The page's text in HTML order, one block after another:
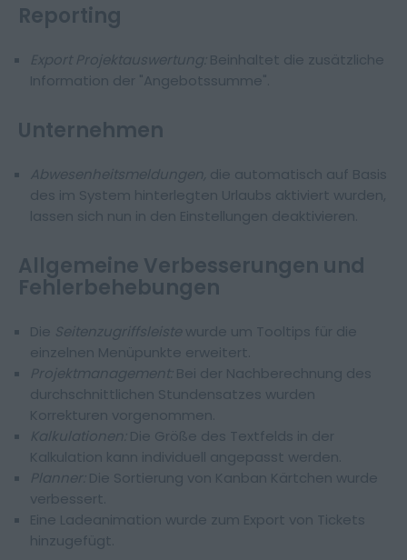
Reporting
Export Projektauswertung:Beinhaltet die zusätzliche
Information der "Angebotssumme".
Unternehmen
Abwesenheitsmeldungen, die automatisch auf Basis
des im System hinterlegten Urlaubs aktiviert wurden,
lassen sich nun in den Einstellungen deaktivieren.
Allgemeine Verbesserungen und
Fehlerbehebungen
Die Seitenzugriffsleiste wurde um Tooltips für die
einzelnen Menüpunkte erweitert.
Projektmanagement:Bei der Nachberechnung des
durchschnittlichen Stundensatzes wurden
Korrekturen vorgenommen.
Kalkulationen:Die Größe des Textfelds in der
Kalkulation kann individuell angepasst werden.
Planner:Die Sortierung von Kanban Kärtchen wurde
verbessert.
Eine Ladeanimation wurde zum Export von Tickets
hinzugefügt.